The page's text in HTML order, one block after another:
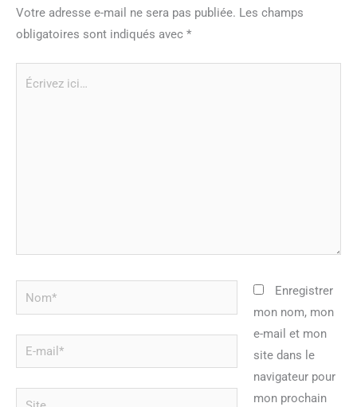
Votre adresse e-mail ne sera pas publiée. Les champs
obligatoires sont indiqués avec *
Nom*
mail*
Site
Enregistrer
mon nom, mon
e-mail et mon
site dans le
navigateur pour
mon prochain